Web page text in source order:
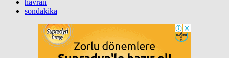
sondakika